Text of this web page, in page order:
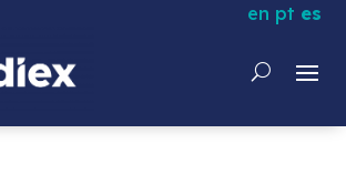
en pt es